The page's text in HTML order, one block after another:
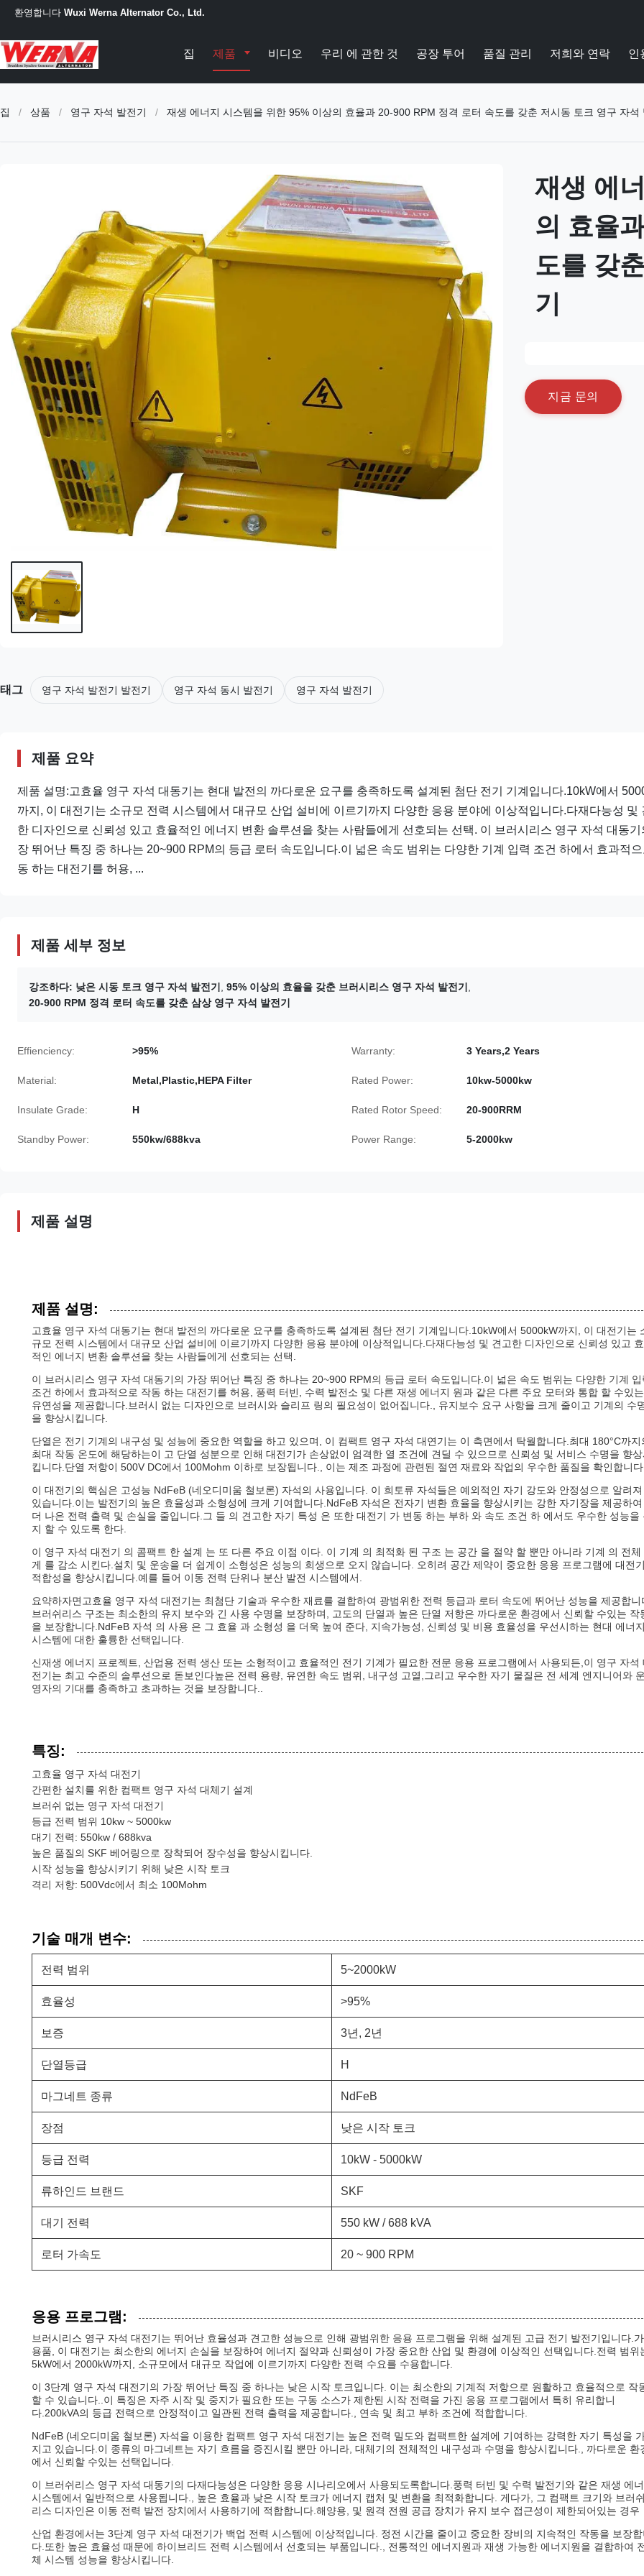
환영합니다 Wuxi Werna Alternator Co., Ltd.
집 제품 비디오 우리 에 관한 것 공장 투어 품질 관리 저희와 연락 인
집 / 상품 / 영구 자석 발전기 / 재생 에너지 시스템을 위한 95% 이상의 효율과 20-900 RPM 정격 로터 속도를 갖춘 저시동 토크 영구 자석
재생 에
의 효율
도를 갖
기
지 금 문의
태그 영구 자석 발전기 발전기 영구 자석 동시 발전기 영구 자석 발전기
제품 요약
제품 설명:고효율 영구 자석 대동기는 현대 발전의 까다로운 요구를 충족하도록 설계된 첨단 전기 기계입니다.10kW에서
까지, 이 대전기는 소규모 전력 시스템에서 대규모 산업 설비에 이르기까지 다양한 응용 분야에 이상적입니다.다재다능성 및
한 디자인으로 신뢰성 있고 효율적인 에너지 변환 솔루션을 찾는 사람들에게 선호되는 선택. 이 브러시리스 영구 자석 대동기
장 뛰어난 특징 중 하나는 20~900 RPM의 등급 로터 속도입니다.이 넓은 속도 범위는 다양한 기계 입력 조건 하에서 효과적
동 하는 대전기를 허용, ...
제품 세부 정보
강조하다: 낮은 시동 토크 영구 자석 발전기 95% 이상의 효율을 갖춘 브러시리스 영구 자석 발전기
20-900 RPM 정격 로터 속도를 갖춘 삼상 영구 자석 발전기
Effienciency: >95% Warranty: 3 Years,2 Years
Material: Metal,Plastic,HEPA Filter Rated Power: 10kw-5000kw
Insulate Grade: H Rated Rotor Speed: 20-900RRM
Standby Power: 550kw/688kva Power Range: 5-2000kw
제품 설명
제품 설명:
고효율 영구 자석 대동기는 현대 발전의 까다로운 요구를 충족하도록 설계된 첨단 전기 기계입니다.10kW에서 5000kW까지, 이 대전기는
규모 전력 시스템에서 대규모 산업 설비에 이르기까지 다양한 응용 분야에 이상적입니다.다재다능성 및 견고한 디자인으로 신뢰성 있고
적인 에너지 변환 솔루션을 찾는 사람들에게 선호되는 선택.
이 브러시리스 영구 자석 대동기의 가장 뛰어난 특징 중 하나는 20~900 RPM의 등급 로터 속도입니다.이 넓은 속도 범위는 다양한 기계 입
조건 하에서 효과적으로 작동 하는 대전기를 허용, 풍력 터빈, 수력 발전소 및 다른 재생 에너지 원과 같은 다른 주요 모터와 통합 할 수있는
유연성을 제공합니다.브러시 없는 디자인으로 브러시와 슬리프 링의 필요성이 없어집니다., 유지보수 요구 사항을 크게 줄이고 기계의 수
을 향상시킵니다.
단열은 전기 기계의 내구성 및 성능에 중요한 역할을 하고 있으며, 이 컴팩트 영구 자석 대연기는 이 측면에서 탁월합니다.최대 180°C까지
최대 작동 온도에 해당하는이 고 단열 성분으로 인해 대전기가 손상없이 엄격한 열 조건에 견딜 수 있으므로 신뢰성 및 서비스 수명을 향상
킵니다.단열 저항이 500V DC에서 100Mohm 이하로 보장됩니다., 이는 제조 과정에 관련된 절연 재료와 작업의 우수한 품질을 확인합니다.
이 대전기의 핵심은 고성능 NdFeB (네오디미움 철보론) 자석의 사용입니다. 이 희토류 자석들은 예외적인 자기 강도와 안정성으로 알려져
있습니다.이는 발전기의 높은 효율성과 소형성에 크게 기여합니다.NdFeB 자석은 전자기 변환 효율을 향상시키는 강한 자기장을 제공하여
더 나은 전력 출력 및 손실을 줄입니다.그 들 의 견고한 자기 특성 은 또한 대전기 가 변동 하는 부하 와 속도 조건 하 에서도 우수한 성능을
지 할 수 있도록 한다.
이 영구 자석 대전기 의 콤팩트 한 설계 는 또 다른 주요 이점 이다. 이 기계 의 최적화 된 구조 는 공간 을 절약 할 뿐만 아니라 기계 의 전체
게 를 감소 시킨다.설치 및 운송을 더 쉽게이 소형성은 성능의 희생으로 오지 않습니다. 오히려 공간 제약이 중요한 응용 프로그램에 대전기
적합성을 향상시킵니다.예를 들어 이동 전력 단위나 분산 발전 시스템에서.
요약하자면고효율 영구 자석 대전기는 최첨단 기술과 우수한 재료를 결합하여 광범위한 전력 등급과 로터 속도에 뛰어난 성능을 제공합니
브러쉬리스 구조는 최소한의 유지 보수와 긴 사용 수명을 보장하며, 고도의 단열과 높은 단열 저항은 까다로운 환경에서 신뢰할 수있는 작
을 보장합니다.NdFeB 자석 의 사용 은 그 효율 과 소형성 을 더욱 높여 준다, 지속가능성, 신뢰성 및 비용 효율성을 우선시하는 현대 에너지
시스템에 대한 훌륭한 선택입니다.
신재생 에너지 프로젝트, 산업용 전력 생산 또는 소형적이고 효율적인 전기 기계가 필요한 전문 응용 프로그램에서 사용되든,이 영구 자석
전기는 최고 수준의 솔루션으로 돋보인다높은 전력 용량, 유연한 속도 범위, 내구성 고열,그리고 우수한 자기 물질은 전 세계 엔지니어와 운
영자의 기대를 충족하고 초과하는 것을 보장합니다..
특징:
고효율 영구 자석 대전기
간편한 설치를 위한 컴팩트 영구 자석 대체기 설계
브러쉬 없는 영구 자석 대전기
등급 전력 범위 10kw ~ 5000kw
대기 전력: 550kw / 688kva
높은 품질의 SKF 베어링으로 장착되어 장수성을 향상시킵니다.
시작 성능을 향상시키기 위해 낮은 시작 토크
격리 저항: 500Vdc에서 최소 100Mohm
기술 매개 변수:
전력 범위 5~2000kW
효율성 >95%
보증 3년, 2년
단열등급 H
마그네트 종류 NdFeB
장점 낮은 시작 토크
등급 전력 10kW - 5000kW
류하인드 브랜드 SKF
대기 전력 550 kW / 688 kVA
로터 가속도 20 ~ 900 RPM
응용 프로그램:
브러시리스 영구 자석 대전기는 뛰어난 효율성과 견고한 성능으로 인해 광범위한 응용 프로그램을 위해 설계된 고급 전기 발전기입니다.
용품, 이 대전기는 최소한의 에너지 손실을 보장하여 에너지 절약과 신뢰성이 가장 중요한 산업 및 환경에 이상적인 선택입니다.전력 범위
5kW에서 2000kW까지, 소규모에서 대규모 작업에 이르기까지 다양한 전력 수요를 수용합니다.
이 3단계 영구 자석 대전기의 가장 뛰어난 특징 중 하나는 낮은 시작 토크입니다. 이는 최소한의 기계적 저항으로 원활하고 효율적으로 작
할 수 있습니다..이 특징은 자주 시작 및 중지가 필요한 또는 구동 소스가 제한된 시작 전력을 가진 응용 프로그램에서 특히 유리합니
다.200kVA의 등급 전력으로 안정적이고 일관된 전력 출력을 제공합니다., 연속 및 최고 부하 조건에 적합합니다.
NdFeB (네오디미움 철보론) 자석을 이용한 컴팩트 영구 자석 대전기는 높은 전력 밀도와 컴팩트한 설계에 기여하는 강력한 자기 특성을
지고 있습니다.이 종류의 마그네트는 자기 흐름을 증진시킬 뿐만 아니라, 대체기의 전체적인 내구성과 수명을 향상시킵니다., 까다로운 환
에서 신뢰할 수있는 선택입니다.
이 브러쉬리스 영구 자석 대동기의 다재다능성은 다양한 응용 시나리오에서 사용되도록합니다.풍력 터빈 및 수력 발전기와 같은 재생 에
시스템에서 일반적으로 사용됩니다., 높은 효율과 낮은 시작 토크가 에너지 캡처 및 변환을 최적화합니다. 게다가, 그 컴팩트 크기와 브러쉬
리스 디자인은 이동 전력 발전 장치에서 사용하기에 적합합니다.해양용, 및 원격 전원 공급 장치가 유지 보수 접근성이 제한되어있는 경우
산업 환경에서는 3단계 영구 자석 대전기가 백업 전력 시스템에 이상적입니다. 정전 시간을 줄이고 중요한 장비의 지속적인 작동을 보장합
다.또한 높은 효율성 때문에 하이브리드 전력 시스템에서 선호되는 부품입니다., 전통적인 에너지원과 재생 가능한 에너지원을 결합하여
체 시스템 성능을 향상시킵니다.